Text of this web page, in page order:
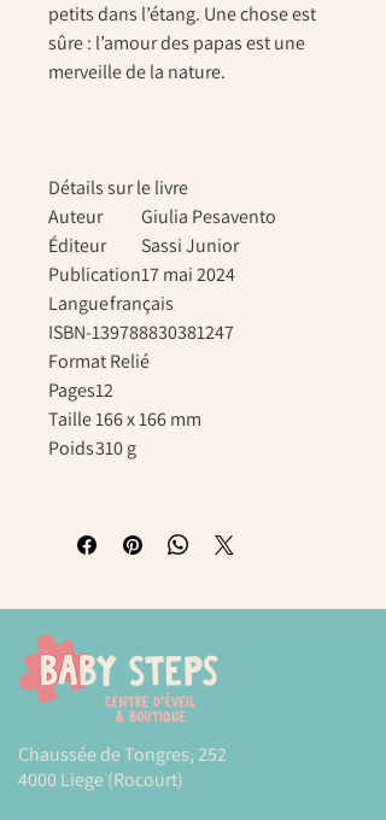
petits dans l’étang. Une chose est
sûre : l’amour des papas est une
merveille de la nature.
Détails sur le livre
Auteur
Giulia Pesavento
Éditeur
Sassi Junior
Publication17 mai 2024
Languefrançais
ISBN-139788830381247
FormatRelié
Pages12
Taille166 x 166 mm
Poids310 g
Chaussée de Tongres, 252
4000 Liege (Rocourt)